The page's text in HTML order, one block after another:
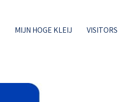
MIJN HOGE KLEIJ VISITORS